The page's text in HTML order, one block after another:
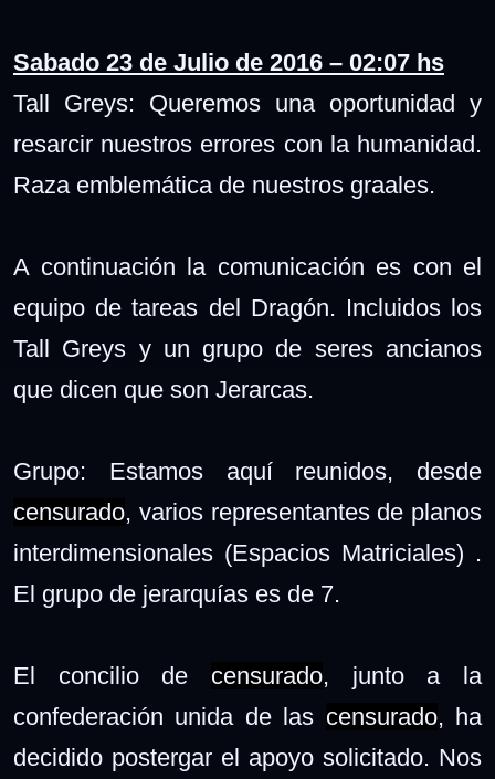
Sabado 23 de Julio de 2016 – 02:07 hs
Tall Greys: Queremos una oportunidad y
resarcir nuestros errores con la humanidad.
Raza emblemática de nuestros graales.
A continuación la comunicación es con el
equipo de tareas del Dragón. Incluidos los
Tall Greys y un grupo de seres ancianos
que dicen que son Jerarcas.
Grupo: Estamos aquí reunidos, desde
censurado, varios representantes de planos
interdimensionales (Espacios Matriciales) .
El grupo de jerarquías es de 7.
El concilio de censurado, junto a la
confederación unida de las censurado, ha
decidido postergar el apoyo solicitado. Nos